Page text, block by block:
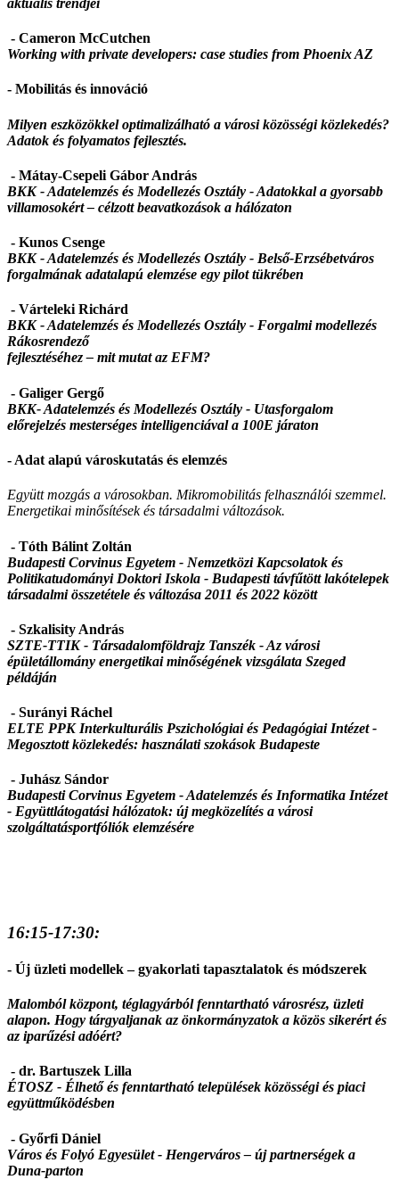
- Cameron McCutchen
Working with private developers: case studies from Phoenix AZ
- Mobilitás és innováció
Milyen eszközökkel optimalizálható a városi közösségi közlekedés?
Adatok és folyamatos fejlesztés.
- Mátay-Csepeli Gábor András
BKK - Adatelemzés és Modellezés Osztály -Adatokkal a gyorsabb
villamosokért – célzott beavatkozások a hálózaton
- Kunos Csenge
BKK - Adatelemzés és Modellezés Osztály - Belső-Erzsébetváros
forgalmának adatalapú elemzése egy pilot tükrében
- Várteleki Richárd
BKK - Adatelemzés és Modellezés Osztály - Forgalmi modellezés
Rákosrendező
fejlesztéséhez – mit mutat az EFM?
- Galiger Gergő
BKK- Adatelemzés és Modellezés Osztály - Utasforgalom
előrejelzés mesterséges intelligenciával a 100E járaton
- Adat alapú városkutatás és elemzés
Együtt mozgás a városokban. Mikromobilitás felhasználói szemmel.
Energetikai minősítések és társadalmi változások.
- Tóth Bálint Zoltán
Budapesti Corvinus Egyetem - Nemzetközi Kapcsolatok és
Politikatudományi Doktori Iskola - Budapesti távfűtött lakótelepek
társadalmi összetétele és változása 2011 és 2022 között
- Szkalisity András
SZTE-TTIK - Társadalomföldrajz Tanszék -Az városi
épületállomány energetikai minőségének vizsgálata Szeged
példáján
- Surányi Ráchel
ELTE PPK Interkulturális Pszichológiai és Pedagógiai Intézet -
Megosztott közlekedés: használati szokások Budapeste
- Juhász Sándor
Budapesti Corvinus Egyetem - Adatelemzés és Informatika Intézet
- Együttlátogatási hálózatok: új megközelítés a városi
szolgáltatásportfóliók elemzésére
16:15-17:30:
- Új üzleti modellek – gyakorlati tapasztalatok és módszerek
Malomból központ, téglagyárból fenntartható városrész, üzleti
alapon. Hogy tárgyaljanak az önkormányzatok a közös sikerért és
az iparűzési adóért?
- dr. Bartuszek Lilla
ÉTOSZ - Élhető és fenntartható települések közösségi és piaci
együttműködésben
- Győrfi Dániel
Város és Folyó Egyesület - Hengerváros – új partnerségek a
Duna-parton